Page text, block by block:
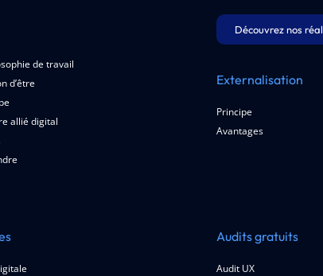
de travail
d’être
allié digital
Découvrez nos
Externalisation
Principe
Avantages
Audits gratuits
Audit UX